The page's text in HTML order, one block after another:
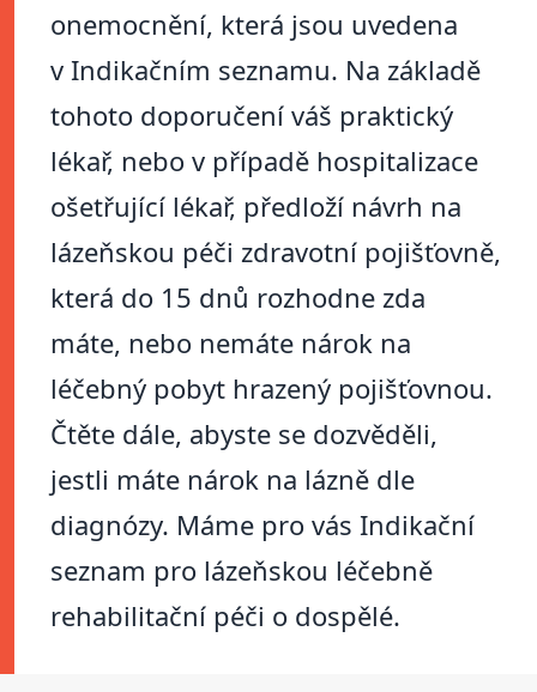
onemocnění, která jsou uvedena
v Indikačním seznamu. Na základě
tohoto doporučení váš praktický
lékař, nebo v případě hospitalizace
ošetřující lékař, předloží návrh na
lázeňskou péči zdravotní pojišťovně,
která do 15 dnů rozhodne zda
máte, nebo nemáte nárok na
léčebný pobyt hrazený pojišťovnou.
Čtěte dále, abyste se dozvěděli,
jestli máte nárok na lázně dle
diagnózy. Máme pro vás Indikační
seznam pro lázeňskou léčebně
rehabilitační péči o dospělé.